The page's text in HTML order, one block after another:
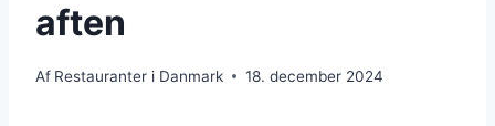
aften
Af Restauranter i Danmark 18. december 2024